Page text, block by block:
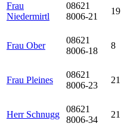
Frau
Niedermirtl
08621
8006-21
19
Frau Ober
08621
8006-18
8
Frau Pleines
08621
8006-23
21
Herr Schnugg
08621
8006-34
21